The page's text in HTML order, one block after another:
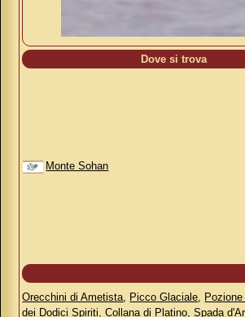
Dove si trova
Monte Sohan
Orecchini di Ametista, Picco Glaciale,
dei Dodici Spiriti,Collana di Platino,Spada